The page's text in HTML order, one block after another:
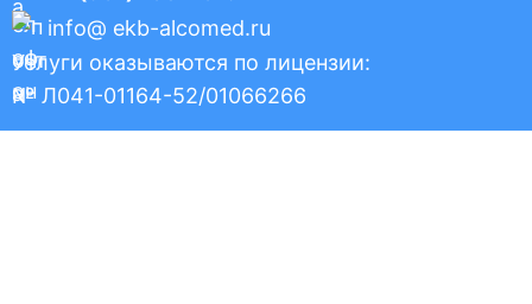
info@ ekb-alcomed.ru
Услуги оказываются по лицензии:
№ Л041-01164-52/01066266